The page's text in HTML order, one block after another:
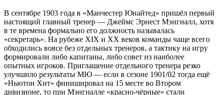
В сентябре 1903 года в «Манчестер Юнайтед» пришёл первый
настоящий главный тренер — Джеймс Эрнест Мэнгналл, хотя
в те времена формально его должность называлась
«секретарь». На рубеже XIX и XX веков команды чаще всего
обходились вовсе без отдельных тренеров, а тактику на игру
формировали либо капитаны, либо совет из наиболее
опытных игроков. Приглашение отдельного тренера резко
улучшило результаты МЮ — если в сезоне 1901/02 тогда ещё
«Ньютон Хит» финишировал на 15 месте во Втором
дивизионе, то при Мэнгналле «красно-чёрные» стали